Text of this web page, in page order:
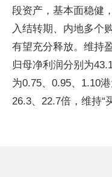
段资产，基本面稳健
入结转期、内地多个
有望充分释放。维持
归母净利润分别为
为0.75、0.95、1.10
26.3、22.7倍，维持“